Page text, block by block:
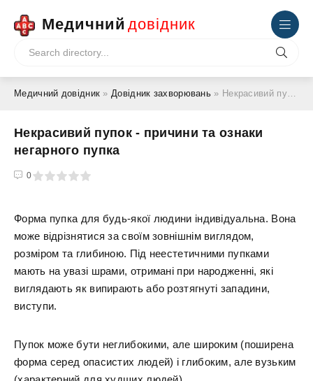
Медичний довідник
Медичний довідник »Довідник захворювань » Некрасивий пупок - причини та ознаки негарного пупка
Некрасивий пупок - причини та ознаки
негарного пупка
0
5
Форма пупка для будь-якої людини індивідуальна. Вона
може відрізнятися за своїм зовнішнім виглядом,
розміром та глибиною. Під неестетичними пупками
мають на увазі шрами, отримані при народженні, які
виглядають як випирають або розтягнуті западини,
виступи.
Пупок може бути неглибокими, але широким (поширена
форма серед опасистих людей) і глибоким, але вузьким